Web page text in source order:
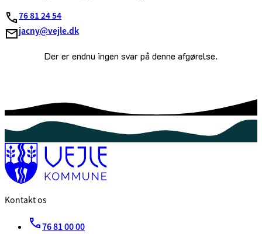
76 81 24 54
jacny@vejle.dk
Der er endnu ingen svar på denne afgørelse.
Kontakt os
76 81 00 00